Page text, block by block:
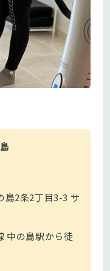
島2条2丁目3-3 サ
中の島駅から徒